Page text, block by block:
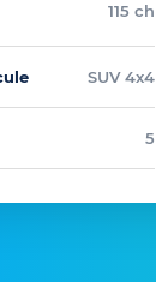
115 ch
SUV 4x4
5